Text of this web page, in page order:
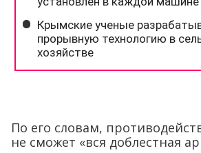
По его словам,
не сможет «вся доблестная